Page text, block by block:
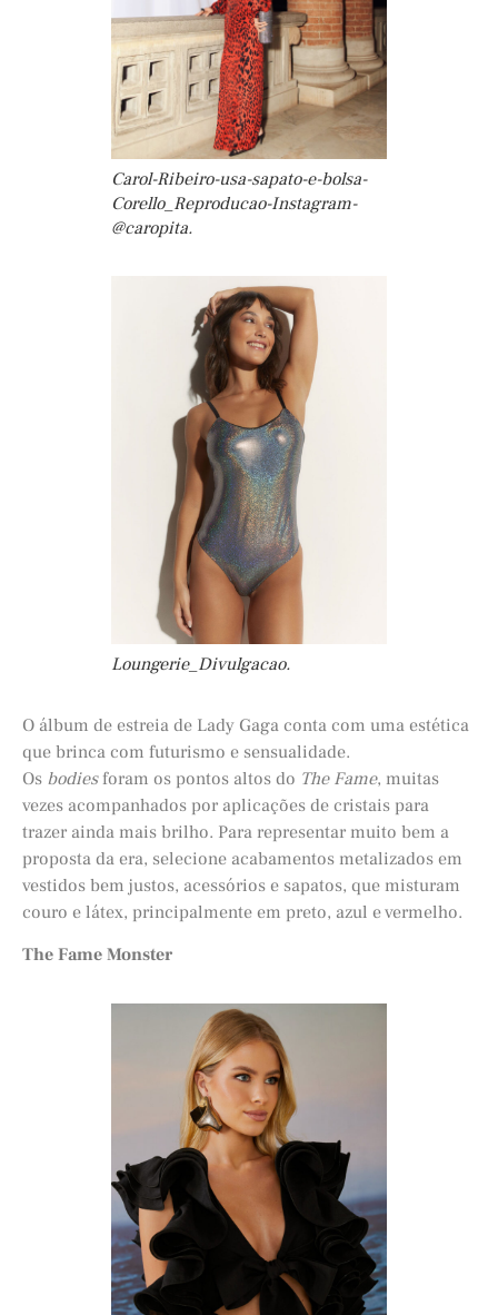
Carol-Ribeiro-usa-sapato-e-bolsa-
Corello_Reproducao-Instagram-
@caropita.
Loungerie_Divulgacao.
O álbum de estreia de Lady Gaga conta com uma estética
que brinca com futurismo e sensualidade.
Os bodiesforam os pontos altos do The Fame, muitas
vezes acompanhados por aplicações de cristais para
trazer ainda mais brilho. Para representar muito bem a
proposta da era, selecione acabamentos metalizados em
vestidos bem justos, acessórios e sapatos, que misturam
couro e látex, principalmente em preto, azul e vermelho.
The Fame Monster